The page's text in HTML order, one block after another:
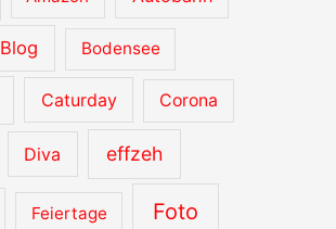
Blog Bodensee
Caturday Corona
Diva effzeh
Feiertage Foto